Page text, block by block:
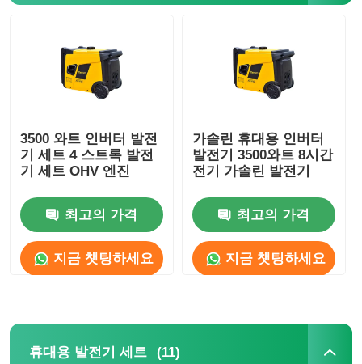
3500 와트 인버터 발전
기 세트 4 스트록 발전
기 세트 OHV 엔진
최고의 가격
지금 챗팅하세요
가솔린 휴대용 인버터
발전기 3500와트 8시간
전기 가솔린 발전기
최고의 가격
지금 챗팅하세요
휴대용 발전기 세트 (11)